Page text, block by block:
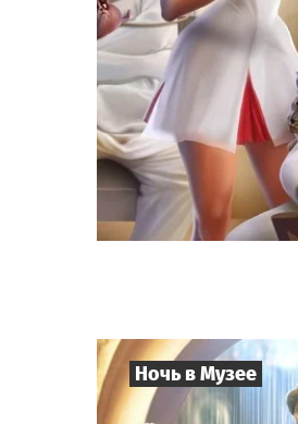
Ночь в Музее